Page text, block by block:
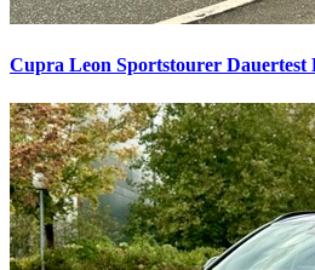
Cupra Leon Sportstourer Dauertest